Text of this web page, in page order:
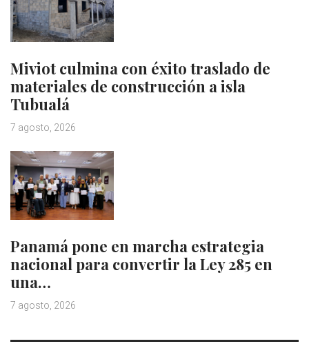
Miviot culmina con éxito traslado de
materiales de construcción a isla
Tubualá
7 agosto, 2026
Panamá pone en marcha estrategia
nacional para convertir la Ley 285 en
una…
7 agosto, 2026